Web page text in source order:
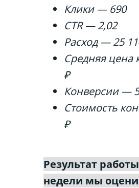
Клики — 690
CTR — 2,02
Расход — 25
Средняя цена
₽
Конверсии —
Стоимость
₽
Результат
недели мы